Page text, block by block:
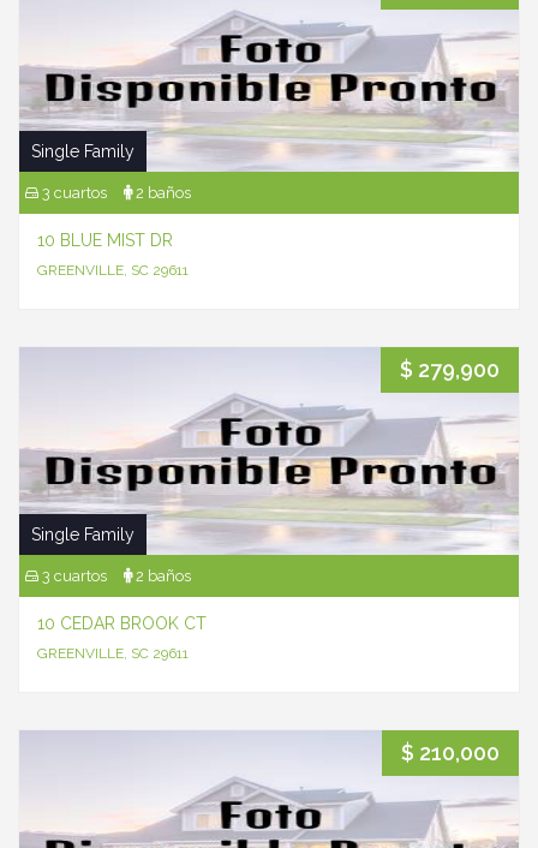
Single Family
3 cuartos 2 baños
10 BLUE MIST DR
GREENVILLE, SC 29611
$ 279,900
Single Family
3 cuartos 2 baños
10 CEDAR BROOK CT
GREENVILLE, SC 29611
$ 210,000